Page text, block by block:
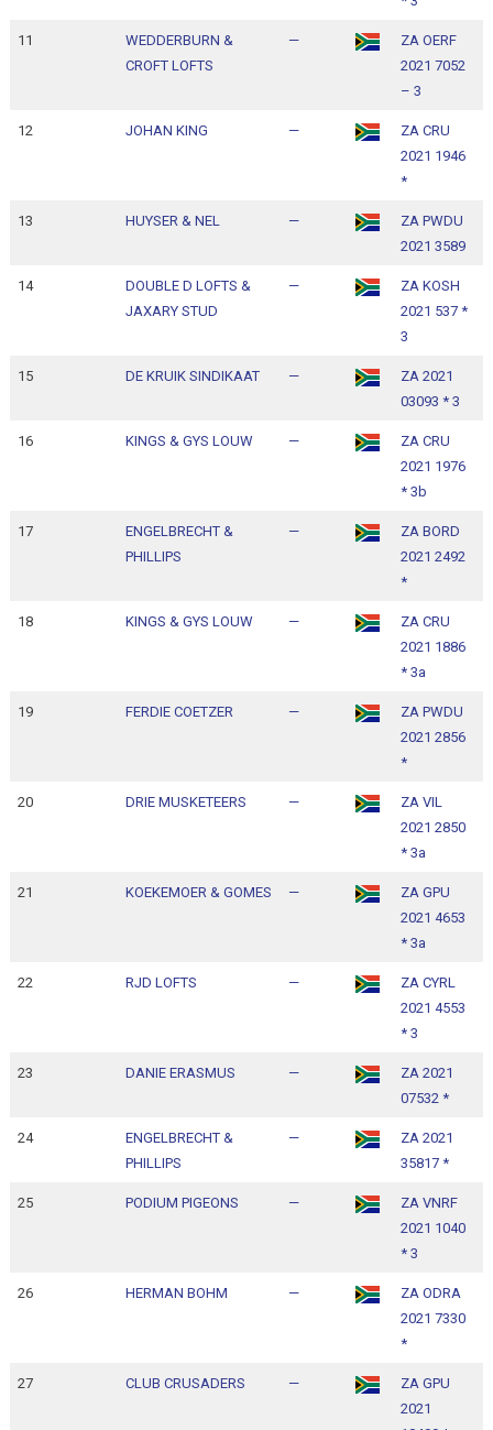
11
WEDDERBURN &
CROFT LOFTS
—
ZA OERF
2021 7052
– 3
12 JOHAN KING —
ZA CRU
2021 1946
*
13 HUYSER & NEL —
ZA PWDU
2021 3589
14
DOUBLE D LOFTS &
JAXARY STUD
—
ZA KOSH
2021 537 *
3
15 DE KRUIK SINDIKAAT —
ZA 2021
03093 * 3
16 KINGS & GYS LOUW —
ZA CRU
2021 1976
* 3b
17
ENGELBRECHT &
PHILLIPS
—
ZA BORD
2021 2492
*
18 KINGS & GYS LOUW —
ZA CRU
2021 1886
* 3a
19 FERDIE COETZER —
ZA PWDU
2021 2856
*
20 DRIE MUSKETEERS —
ZA VIL
2021 2850
* 3a
21 KOEKEMOER & GOMES —
ZA GPU
2021 4653
* 3a
22 RJD LOFTS —
ZA CYRL
2021 4553
* 3
23 DANIE ERASMUS —
ZA 2021
07532 *
24
ENGELBRECHT &
PHILLIPS
—
ZA 2021
35817 *
25 PODIUM PIGEONS —
ZA VNRF
2021 1040
* 3
26 HERMAN BOHM —
ZA ODRA
2021 7330
*
27 CLUB CRUSADERS —
ZA GPU
2021